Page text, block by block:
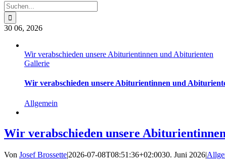
Suche
nach:
30 06, 2026
Wir verabschieden unsere Abiturientinnen und Abiturienten
Gallerie
Wir verabschieden unsere Abiturientinnen und
Allgemein
Wir verabschieden unsere
Von Josef Brossette|2026-07-08T08:51:36+02:0030. Juni 2026|